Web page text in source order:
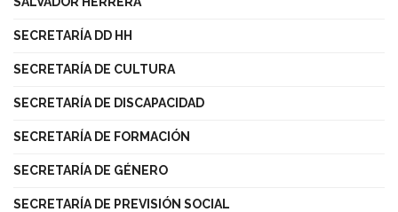
SECRETARÍA DD HH
SECRETARÍA DE CULTURA
SECRETARÍA DE DISCAPACIDAD
SECRETARÍA DE FORMACIÓN
SECRETARÍA DE GÉNERO
SECRETARÍA DE PREVISIÓN SOCIAL